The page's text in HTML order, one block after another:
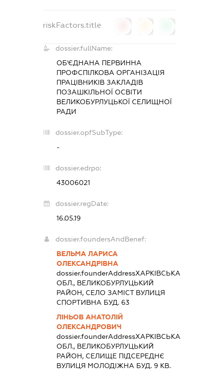
riskFactors.title
dossier.fullName:
ОБ'ЄДНАНА ПЕРВИННА
ПРОФСПІЛКОВА ОРГАНІЗАЦІЯ
ПРАЦІВНИКІВ ЗАКЛАДІВ
ПОЗАШКІЛЬНОЇ ОСВІТИ
ВЕЛИКОБУРЛУЦЬКОЇ СЕЛИЩНОЇ
РАДИ
dossier.opfSubType:
-
dossier.edrpo:
43006021
dossier.regDate:
16.05.19
dossier.foundersAndBenef:
ВЕЛЬМА ЛАРИСА
ОЛЕКСАНДРІВНА
dossier.founderAddressХАРКІВСЬКА
ОБЛ., ВЕЛИКОБУРЛУЦЬКИЙ
РАЙОН, СЕЛО ЗАМІСТ ВУЛИЦЯ
СПОРТИВНА БУД. 63
ЛІНЬОВ АНАТОЛІЙ
ОЛЕКСАНДРОВИЧ
dossier.founderAddressХАРКІВСЬКА
ОБЛ., ВЕЛИКОБУРЛУЦЬКИЙ
РАЙОН, СЕЛИЩЕ ПІДСЕРЕДНЄ
ВУЛИЦЯ МОЛОДІЖНА БУД. 9 КВ.